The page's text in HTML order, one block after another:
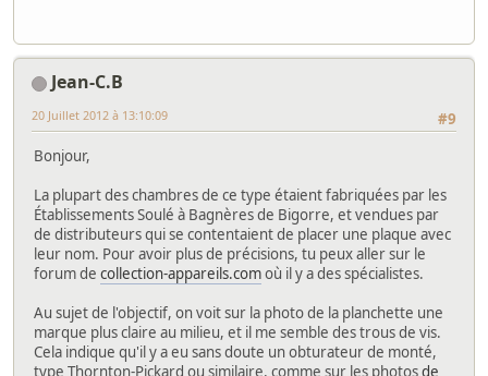
Jean-C.B
#9
20 Juillet 2012 à 13:10:09
Bonjour,
La plupart des chambres de ce type étaient fabriquées par les
Établissements Soulé à Bagnères de Bigorre, et vendues par
de distributeurs qui se contentaient de placer une plaque avec
leur nom. Pour avoir plus de précisions, tu peux aller sur le
forum de collection-appareils.comoù il y a des spécialistes.
Au sujet de l'objectif, on voit sur la photo de la planchette une
marque plus claire au milieu, et il me semble des trous de vis.
Cela indique qu'il y a eu sans doute un obturateur de monté,